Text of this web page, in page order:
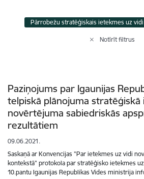
Pārrobežu stratēģiskais ietekmes uz
Notīrīt filtrus
Paziņojums par Igaunijas
telpiskā plānojuma stratēģiskā
novērtējuma sabiedriskās
rezultātiem
09.06.2021.
Saskaņā ar Konvencijas "Par ietekmes uz vidi
kontekstā" protokola par stratēģisko ietekmes
10.pantu Igaunijas Republikas Vides ministrija